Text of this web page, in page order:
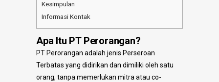
Kesimpulan
Informasi Kontak
Apa Itu PT Perorangan?
PT Perorangan adalah jenis Perseroan
Terbatas yang didirikan dan dimiliki oleh satu
orang, tanpa memerlukan mitra atau co-